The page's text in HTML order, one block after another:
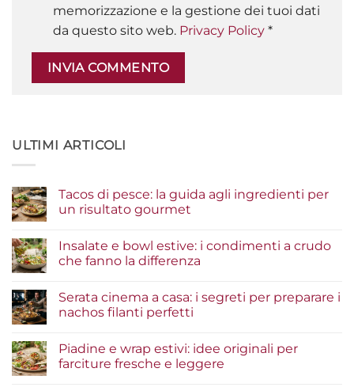
memorizzazione e la gestione dei tuoi dati
da questo sito web. Privacy Policy *
ULTIMI ARTICOLI
Tacos di pesce: la guida agli ingredienti per
un risultato gourmet
su
Tacos
di
guida
ingredienti
risultato
gourmet
Insalate e bowl estive: i condimenti a crudo
che fanno la differenza
su
Insalate
e
condimenti
a
Serata cinema a casa: i segreti per preparare i
nachos filanti perfetti
su
Serata
cinema
Piadine e wrap estivi: idee originali per
farciture fresche e leggere